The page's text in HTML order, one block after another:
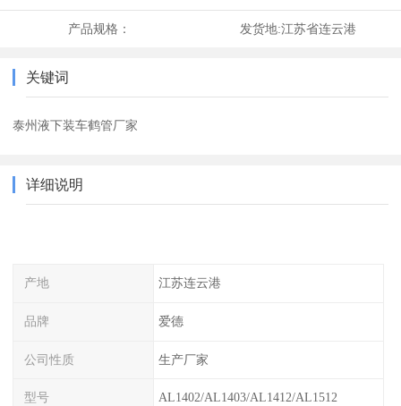
产品规格： 发货地:江苏省连云港
关键词
泰州液下装车鹤管厂家
详细说明
产地 江苏连云港
品牌 爱德
公司性质 生产厂家
型号 AL1402/AL1403/AL1412/AL1512